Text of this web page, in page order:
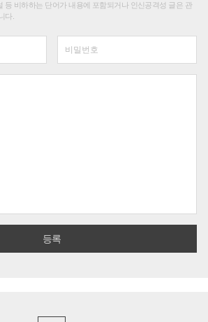
등 비하하는 단어가 내용에 포함되거나 인신공격성 글은 관
다.